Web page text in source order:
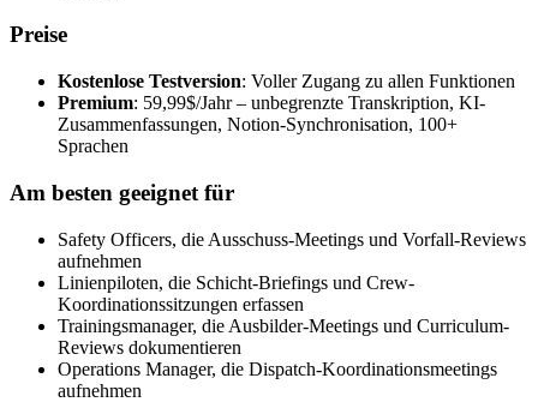
Preise
Kostenlose Testversion: Voller Zugang zu allen Funktionen
Premium: 59,99$/Jahr – unbegrenzte Transkription, KI-
Zusammenfassungen, Notion-Synchronisation, 100+
Sprachen
Am besten geeignet für
Safety Officers, die Ausschuss-Meetings und Vorfall-Reviews
aufnehmen
Linienpiloten, die Schicht-Briefings und Crew-
Koordinationssitzungen erfassen
Trainingsmanager, die Ausbilder-Meetings und Curriculum-
Reviews dokumentieren
Operations Manager, die Dispatch-Koordinationsmeetings
aufnehmen